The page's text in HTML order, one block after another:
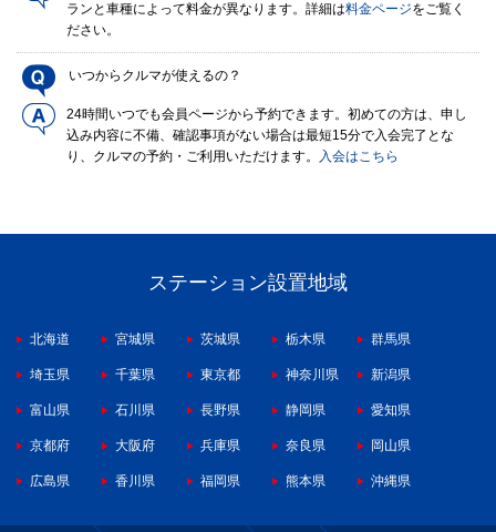
ランと車種によって料金が異なります。詳細は料金ページをご覧く
ださい。
いつからクルマが使えるの？
24時間いつでも会員ページから予約できます。初めての方は、申し
込み内容に不備、確認事項がない場合は最短15分で入会完了とな
り、クルマの予約・ご利用いただけます。
入会はこちら
ステーション設置地域
北海道 宮城県 茨城県 栃木県 群馬県
埼玉県 千葉県 東京都 神奈川県 新潟県
富山県 石川県 長野県 静岡県 愛知県
京都府 大阪府 兵庫県 奈良県 岡山県
広島県 香川県 福岡県 熊本県 沖縄県